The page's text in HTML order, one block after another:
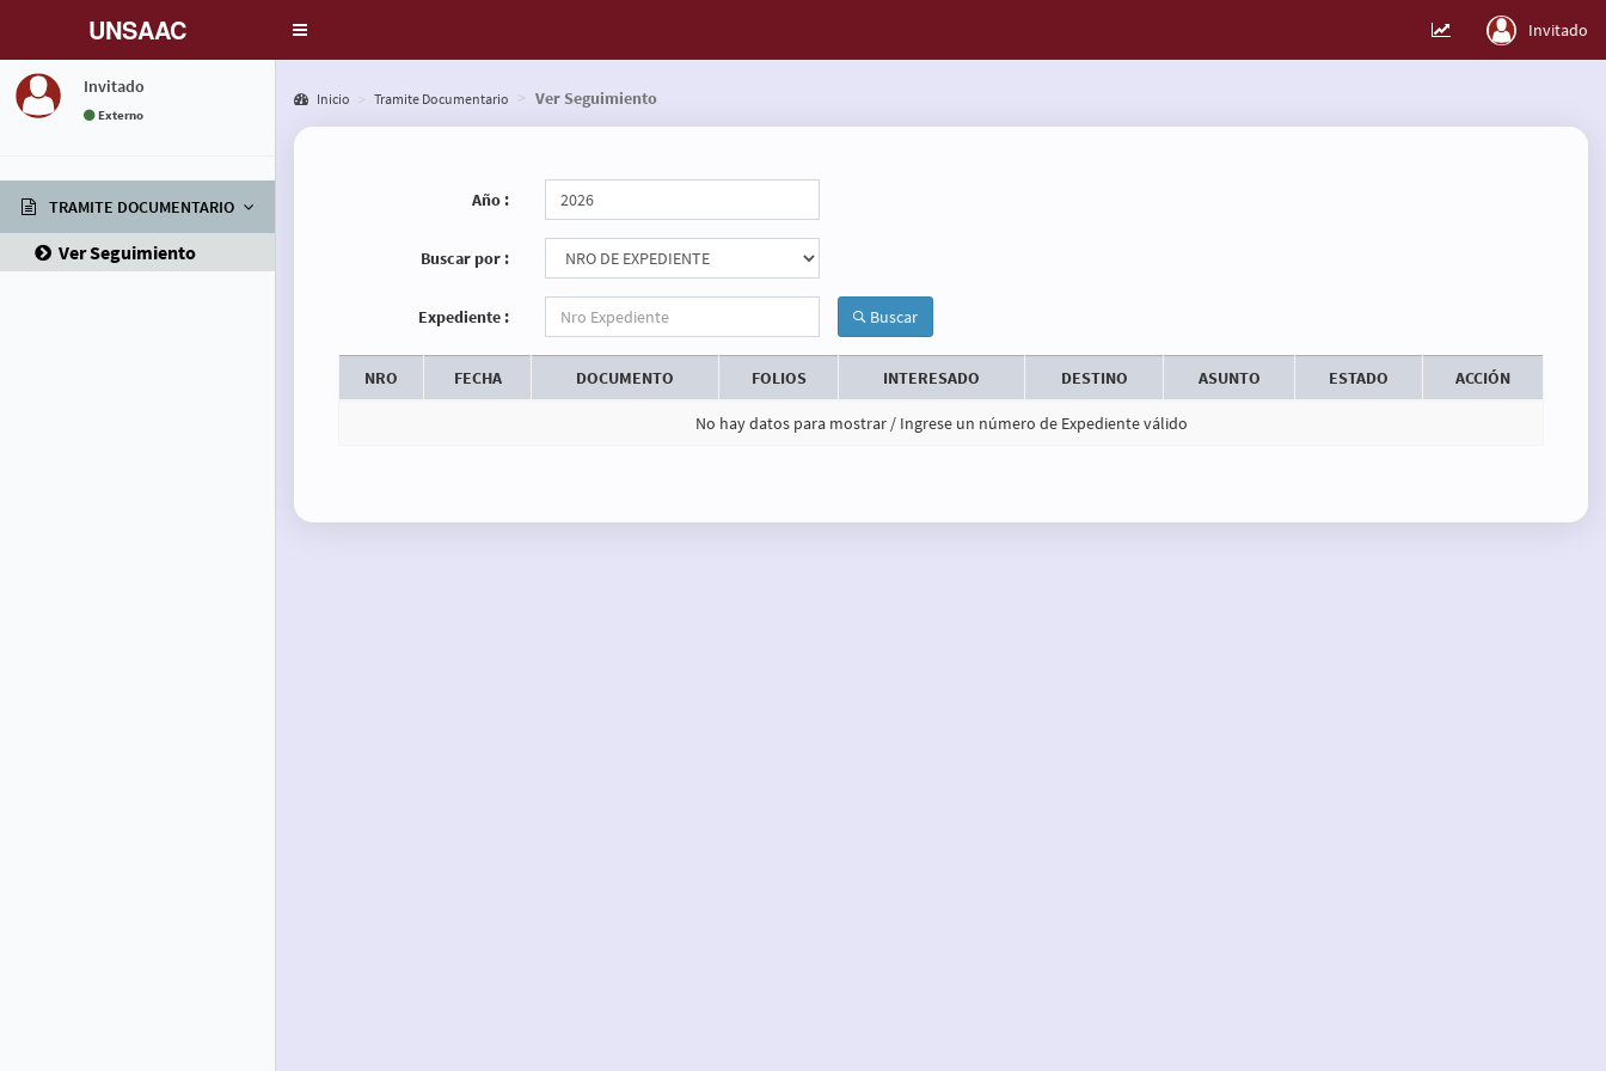
UNSAAC
Toggle
Invitado
Invitado
Externo
TRAMITE DOCUMENTARIO
Ver Seguimiento
Inicio Tramite Documentario Ver Seguimiento
Año :
Buscar por :
Expediente : Buscar
NRO FECHA DOCUMENTO FOLIOS INTERESADO DESTINO ASUNTO ESTADO ACCIÓN
No hay datos para mostrar / Ingrese un número de Expediente válido